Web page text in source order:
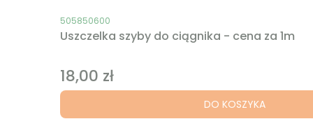
Kod produktu
505850600
Uszczelka szyby do ciągnika - cena za 1m
Cena
18,00 zł
DO KOSZYKA